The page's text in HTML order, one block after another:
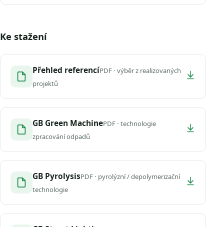
Ke stažení
Přehled referencíPDF · výběr z realizovaných
projektů
GB Green MachinePDF · technologie
zpracování odpadů
GB PyrolysisPDF · pyrolýzní / depolymerizační
technologie